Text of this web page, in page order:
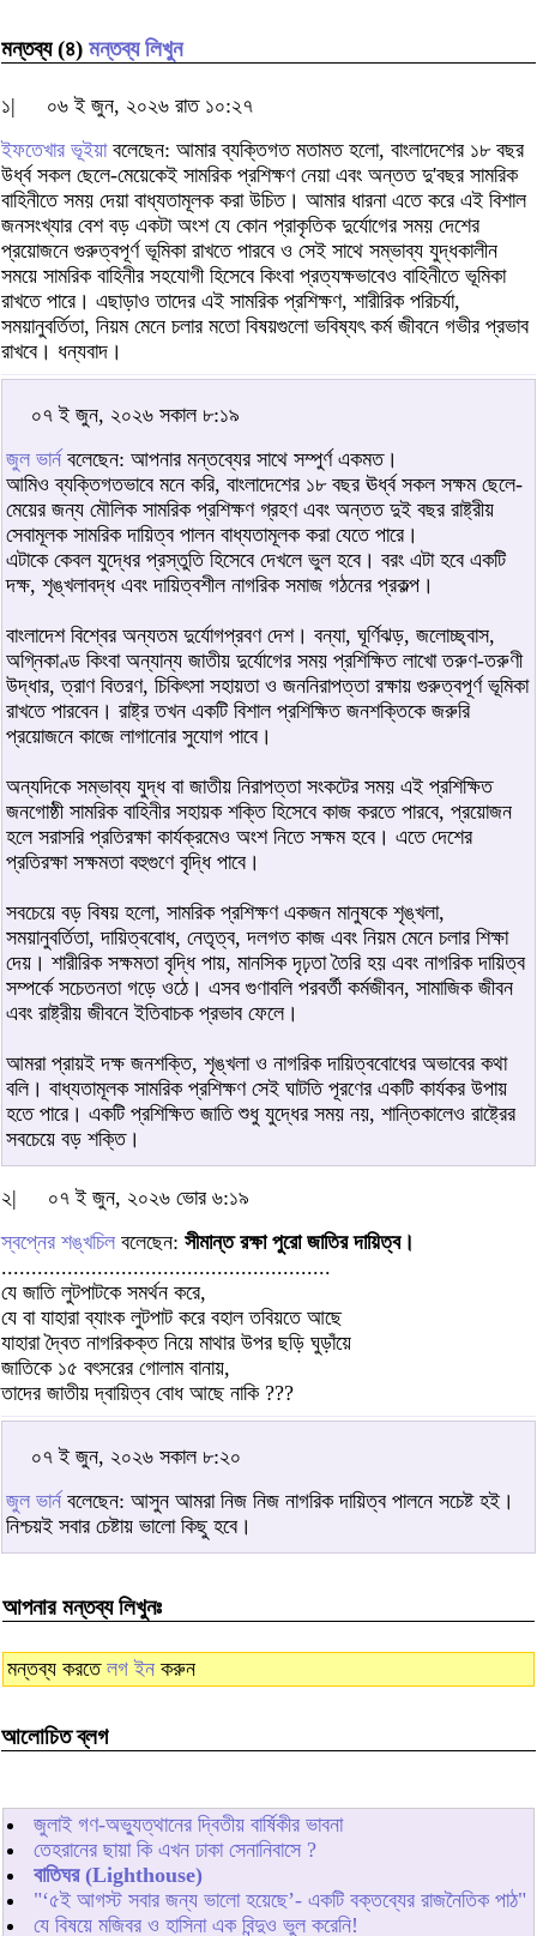
মন্তব্য (৪) মন্তব্য লিখুন
১|
০৬ ই জুন, ২০২৬ রাত ১০:২৭
ইফতেখার ভূইয়াবলেছেন: আমার ব্যক্তিগত মতামত হলো, বাংলাদেশের ১৮ বছর
উর্ধ্ব সকল ছেলে-মেয়েকেই সামরিক প্রশিক্ষণ নেয়া এবং অন্তত দু'বছর সামরিক
বাহিনীতে সময় দেয়া বাধ্যতামূলক করা উচিত। আমার ধারনা এতে করে এই বিশাল
জনসংখ্যার বেশ বড় একটা অংশ যে কোন প্রাকৃতিক দুর্যোগের সময় দেশের
প্রয়োজনে গুরুত্বপূর্ণ ভূমিকা রাখতে পারবে ও সেই সাথে সম্ভাব্য যুদ্ধকালীন
সময়ে সামরিক বাহিনীর সহযোগী হিসেবে কিংবা প্রত্যক্ষভাবেও বাহিনীতে ভূমিকা
রাখতে পারে। এছাড়াও তাদের এই সামরিক প্রশিক্ষণ, শারীরিক পরিচর্যা,
সময়ানুবর্তিতা, নিয়ম মেনে চলার মতো বিষয়গুলো ভবিষ্যৎ কর্ম জীবনে গভীর প্রভাব
রাখবে। ধন্যবাদ।
০৭ ই জুন, ২০২৬ সকাল ৮:১৯
জুল ভার্ন বলেছেন: আপনার মন্তব্যের সাথে সম্পুর্ণ একমত।
আমিও ব্যক্তিগতভাবে মনে করি, বাংলাদেশের ১৮ বছর ঊর্ধ্ব সকল সক্ষম ছেলে-
মেয়ের জন্য মৌলিক সামরিক প্রশিক্ষণ গ্রহণ এবং অন্তত দুই বছর রাষ্ট্রীয়
সেবামূলক সামরিক দায়িত্ব পালন বাধ্যতামূলক করা যেতে পারে।
এটাকে কেবল যুদ্ধের প্রস্তুতি হিসেবে দেখলে ভুল হবে। বরং এটা হবে একটি
দক্ষ, শৃঙ্খলাবদ্ধ এবং দায়িত্বশীল নাগরিক সমাজ গঠনের প্রকল্প।
বাংলাদেশ বিশ্বের অন্যতম দুর্যোগপ্রবণ দেশ। বন্যা, ঘূর্ণিঝড়, জলোচ্ছ্বাস,
অগ্নিকাণ্ড কিংবা অন্যান্য জাতীয় দুর্যোগের সময় প্রশিক্ষিত লাখো তরুণ-তরুণী
উদ্ধার, ত্রাণ বিতরণ, চিকিৎসা সহায়তা ও জননিরাপত্তা রক্ষায় গুরুত্বপূর্ণ ভূমিকা
রাখতে পারবেন। রাষ্ট্র তখন একটি বিশাল প্রশিক্ষিত জনশক্তিকে জরুরি
প্রয়োজনে কাজে লাগানোর সুযোগ পাবে।
অন্যদিকে সম্ভাব্য যুদ্ধ বা জাতীয় নিরাপত্তা সংকটের সময় এই প্রশিক্ষিত
জনগোষ্ঠী সামরিক বাহিনীর সহায়ক শক্তি হিসেবে কাজ করতে পারবে, প্রয়োজন
হলে সরাসরি প্রতিরক্ষা কার্যক্রমেও অংশ নিতে সক্ষম হবে। এতে দেশের
প্রতিরক্ষা সক্ষমতা বহুগুণে বৃদ্ধি পাবে।
সবচেয়ে বড় বিষয় হলো, সামরিক প্রশিক্ষণ একজন মানুষকে শৃঙ্খলা,
সময়ানুবর্তিতা, দায়িত্ববোধ, নেতৃত্ব, দলগত কাজ এবং নিয়ম মেনে চলার শিক্ষা
দেয়। শারীরিক সক্ষমতা বৃদ্ধি পায়, মানসিক দৃঢ়তা তৈরি হয় এবং নাগরিক দায়িত্ব
সম্পর্কে সচেতনতা গড়ে ওঠে। এসব গুণাবলি পরবর্তী কর্মজীবন, সামাজিক জীবন
এবং রাষ্ট্রীয় জীবনে ইতিবাচক প্রভাব ফেলে।
আমরা প্রায়ই দক্ষ জনশক্তি, শৃঙ্খলা ও নাগরিক দায়িত্ববোধের অভাবের কথা
বলি। বাধ্যতামূলক সামরিক প্রশিক্ষণ সেই ঘাটতি পূরণের একটি কার্যকর উপায়
হতে পারে। একটি প্রশিক্ষিত জাতি শুধু যুদ্ধের সময় নয়, শান্তিকালেও রাষ্ট্রের
সবচেয়ে বড় শক্তি।
২|
০৭ ই জুন, ২০২৬ ভোর ৬:১৯
স্বপ্নের শঙ্খচিল বলেছেন: সীমান্ত রক্ষা পুরো জাতির দায়িত্ব।
.......................................................
যে জাতি লুটপাটকে সমর্থন করে,
যে বা যাহারা ব্যাংক লুটপাট করে বহাল তবিয়তে আছে
যাহারা দ্বৈত নাগরিকক্ত নিয়ে মাথার উপর ছড়ি ঘুড়াঁয়ে
জাতিকে ১৫ বৎসরের গোলাম বানায়,
তাদের জাতীয় দ্বায়িত্ব বোধ আছে নাকি ???
০৭ ই জুন, ২০২৬ সকাল ৮:২০
জুল ভার্ন বলেছেন: আসুন আমরা নিজ নিজ নাগরিক দায়িত্ব পালনে সচেষ্ট হই।
নিশ্চয়ই সবার চেষ্টায় ভালো কিছু হবে।
আপনার মন্তব্য লিখুনঃ
মন্তব্য করতে লগ ইন করুন
আলোচিত ব্লগ
জুলাই গণ-অভ্যুত্থানের দ্বিতীয় বার্ষিকীর ভাবনা
তেহরানের ছায়া কি এখন ঢাকা সেনানিবাসে ?
বাতিঘর (Lighthouse)
"‘৫ই আগস্ট সবার জন্য ভালো হয়েছে’- একটি বক্তব্যের রাজনৈতিক পাঠ"
যে বিষয়ে মজিবর ও হাসিনা এক বিন্দুও ভুল করেনি!